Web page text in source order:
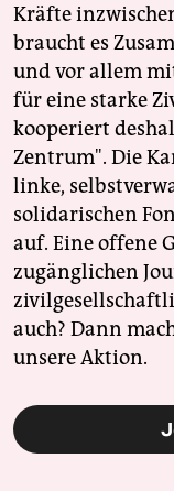
Kräfte
braucht es
und vor allem
für eine starke
kooperiert
Zentrum". Die
linke,
solidarischen
auf. Eine offene
zugänglichen
auch? Dann
unsere Aktion.